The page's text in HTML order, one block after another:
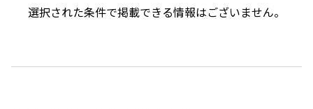
選択された条件で掲載できる情報はございません。